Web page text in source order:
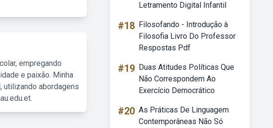
empregando
e paixão. Minha
utilizando abordagens
Letramento Digital Infantil
#18 Filosofando - Introdução à
Filosofia Livro Do Professor
Respostas Pdf
#19 Duas Atitudes Políticas Que
Não Correspondem Ao
Exercício Democrático
#20 As Práticas De Linguagem
Contemporâneas Não Só